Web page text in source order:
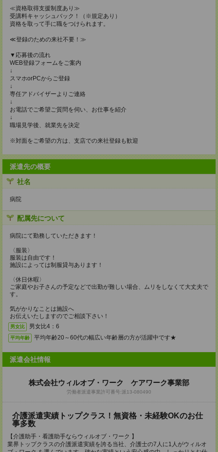
≪資格取得支援制度あり≫
受講料キャッシュバック！（※規定あり）
資格を取って手に職をつけられます。
≪登録のための来社不要！≫
▼応募後の流れ
WEB登録フォームをご案内
↓
スマホorPCからご登録
↓
専任アドバイザーよりご連絡
↓
お電話でご希望ご質問を伺い、お仕事を紹介
↓
職場見学後、就業先を決定
※対面をご希望の方は、支店での来社登録も歓迎
派遣先の概要
社名
病院
配属先について
病院にて勤務していただきます！
〈服装〉
服装は自由です！
施設によっては制服貸与あります！
〈休日休暇〉
ご家庭やお子さんの予定などで出勤が難しい場合、ムリをしなくて大丈夫で
す。
気がかりなことは施設へ
お伝えいたしますのでご相談下さい！
男女比 男女比4：6
平均年齢 平均年齢20～60代の幅広い年齢層の方が活躍中です★
派遣会社情報
株式会社ウィルオブ・ワーク ケアワーク事業部
労働者派遣事業許可番号:派13‐080490
介護派遣実績トップクラス！無資格・未経験OKのお仕
事多数
【介護助手・看護助手ならウィルオブ・ワーク 】
業界トップクラスの介護派遣実績を誇る当社、介護士の7人に1人がウィルオ